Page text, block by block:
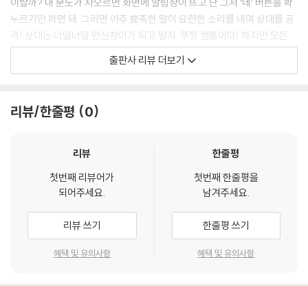
누르기만 하면 돼. 그러면 아주 뾰족한 말이 요란한 소리를 내며 상대를 공
격! 상대는 너덜너덜 만신창이가 되고 말지. 푸핫 쌤통이다! 하지만 모든
일에는 대가가 있는 법. 나, 윤서해 이대로 괜찮은 걸까?
거울을 볼 때마다 얼굴의 미운 부분만 크게 보이나요? 그렇다면 여기, 마
을 받아들이게 도와줍니다. 『마음안경점』은 볼로냐 국제아동도서전 선정
다. 외모 콤플렉스로 자존감 낮은 아이가 마음안경점에서 새 안경을 맞추
며 자신을 향한 시선이 긍정적으로 변화하는 모습을 담았습니다.
누가 봐도 다부진 최강 청군이 이길 것 같다고? ‘하나’가 된다면 너희도 이
출판사 리뷰 더보기
리뷰/한줄평 0
리뷰
첫번째 리뷰어가
되어주세요.
리뷰 쓰기
혜택 및 유의사항
한줄평
첫번째 한줄평을
남겨주세요.
한줄평 쓰기
혜택 및 유의사항